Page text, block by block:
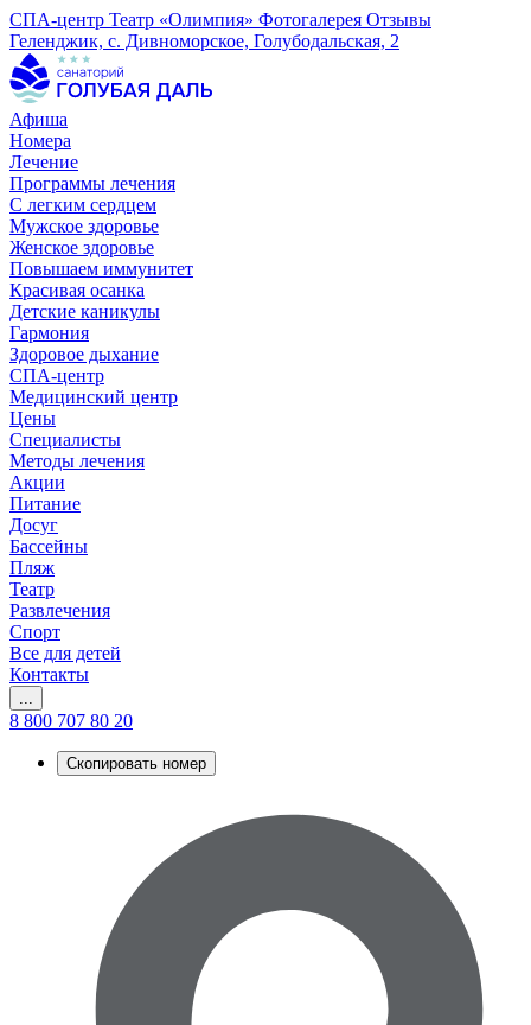
СПА-центр Театр «Олимпия» Фотогалерея Отзывы
Геленджик, с. Дивноморское, Голубодальская, 2
Афиша
Номера
Лечение
Программы лечения
С легким сердцем
Мужское здоровье
Женское здоровье
Повышаем иммунитет
Красивая осанка
Детские каникулы
Гармония
Здоровое дыхание
СПА-центр
Медицинский центр
Цены
Специалисты
Методы лечения
Акции
Питание
Досуг
Бассейны
Пляж
Театр
Развлечения
Спорт
Все для детей
Контакты
...
8 800 707 80 20
Скопировать номер